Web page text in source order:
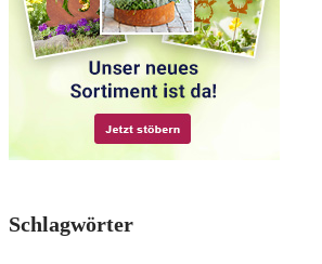
Schlagwörter